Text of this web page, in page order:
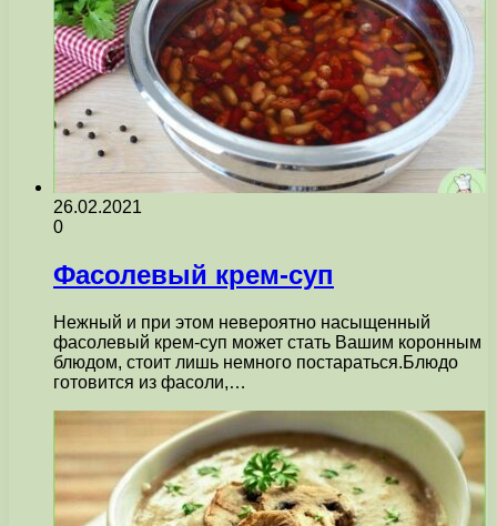
26.02.2021
0
Фасолевый крем-суп
Нежный и при этом невероятно насыщенный
фасолевый крем-суп может стать Вашим коронным
блюдом, стоит лишь немного постараться.Блюдо
готовится из фасоли,…